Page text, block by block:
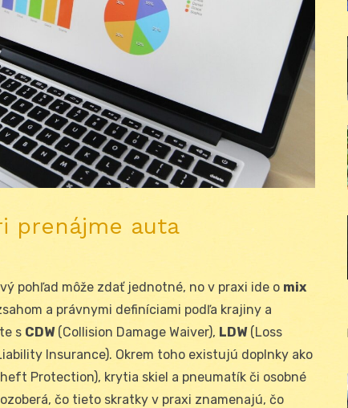
prenájme auta
pohľad môže zdať jednotné, no v praxi ide o mix
a právnymi definíciami podľa krajiny a
s CDW(Collision Damage Waiver), LDW(Loss
Insurance). Okrem toho existujú doplnky ako
Protection), krytia skiel a pneumatík či osobné
čo tieto skratky v praxi znamenajú, čo